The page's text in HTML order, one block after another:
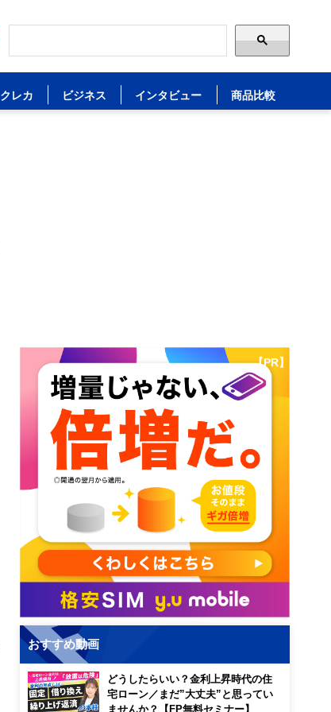
クレカ ビジネス インタビュー 商品比較
【PR】
おすすめ動画
どうしたらいい？金利上昇時代の住
宅ローン／まだ”大丈夫”と思ってい
ませんか？【FP無料セミナー】